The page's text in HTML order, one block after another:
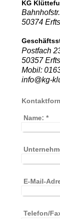
KG
50374
Postfach
50357
Mobil:
info@kg-
Name: *
E-Mail-
Telefon/